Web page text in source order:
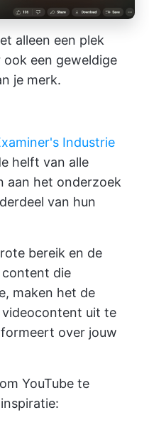
alleen een plek
een geweldige
je merk.
Industrie
helft van alle
aan het onderzoek
van hun
bereik en de
content die
maken het de
uit te
over jouw
YouTube te